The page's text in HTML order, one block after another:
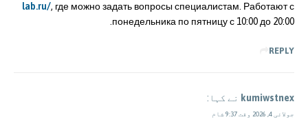
lab.ru/, где можно задать вопросы специалистам. Работают с
понедельника по пятницу с 10:00 до 20:00.
REPLY
kumiwstnex نے کہا:
جولائی 4, 2026 وقت 9:37 شام